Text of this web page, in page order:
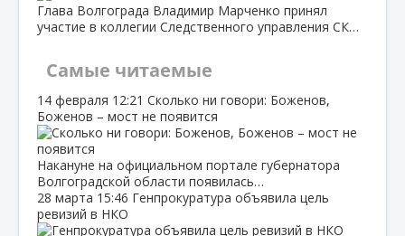
Глава Волгограда Владимир Марченко принял
участие в коллегии Следственного управления СК…
Самые читаемые
14 февраля 12:21 Сколько ни говори: Боженов,
Боженов – мост не появится
Накануне на официальном портале губернатора
Волгоградской области появилась…
28 марта 15:46 Генпрокуратура объявила цель
ревизий в НКО